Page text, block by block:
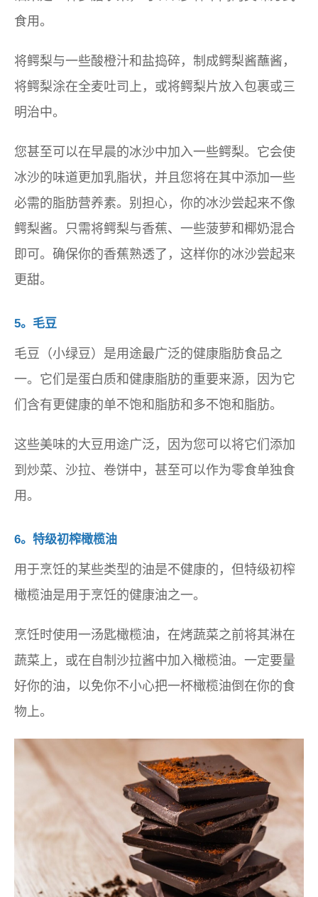
食用。
将鳄梨与一些酸橙汁和盐捣碎，制成鳄梨酱蘸酱，
将鳄梨涂在全麦吐司上，或将鳄梨片放入包裹或三
明治中。
您甚至可以在早晨的冰沙中加入一些鳄梨。它会使
冰沙的味道更加乳脂状，并且您将在其中添加一些
必需的脂肪营养素。别担心，你的冰沙尝起来不像
鳄梨酱。只需将鳄梨与香蕉、一些菠萝和椰奶混合
即可。确保你的香蕉熟透了，这样你的冰沙尝起来
更甜。
5。毛豆
毛豆（小绿豆）是用途最广泛的健康脂肪食品之
一。它们是蛋白质和健康脂肪的重要来源，因为它
们含有更健康的单不饱和脂肪和多不饱和脂肪。
这些美味的大豆用途广泛，因为您可以将它们添加
到炒菜、沙拉、卷饼中，甚至可以作为零食单独食
用。
6。特级初榨橄榄油
用于烹饪的某些类型的油是不健康的，但特级初榨
橄榄油是用于烹饪的健康油之一。
烹饪时使用一汤匙橄榄油，在烤蔬菜之前将其淋在
蔬菜上，或在自制沙拉酱中加入橄榄油。一定要量
好你的油，以免你不小心把一杯橄榄油倒在你的食
物上。